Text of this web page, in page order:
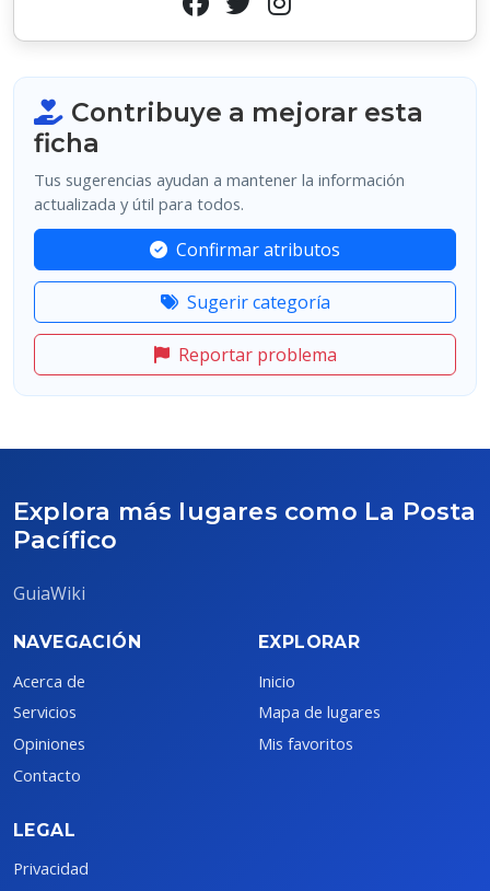
Contribuye a mejorar esta
ficha
Tus sugerencias ayudan a mantener la información
actualizada y útil para todos.
Confirmar atributos
Sugerir categoría
Reportar problema
Explora más lugares como La Posta
Pacífico
GuiaWiki
NAVEGACIÓN
Acerca de
Servicios
Opiniones
Contacto
EXPLORAR
Inicio
Mapa de lugares
Mis favoritos
LEGAL
Privacidad